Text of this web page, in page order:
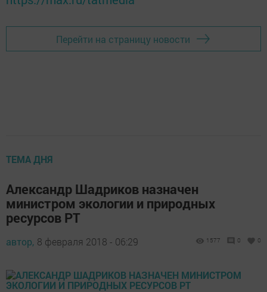
Перейти на страницу новости
ТЕМА ДНЯ
Александр Шадриков назначен
министром экологии и природных
ресурсов РТ
автор, 8 февраля 2018 - 06:29 1577 0 0